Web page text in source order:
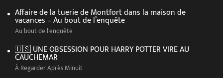
Affaire de la tuerie de Montfort dans la maison de
vacances – Au bout de l’enquête
Au bout de l'enquête
🇺🇸 UNE OBSESSION POUR HARRY POTTER VIRE AU
CAUCHEMAR
À Regarder Après Minuit